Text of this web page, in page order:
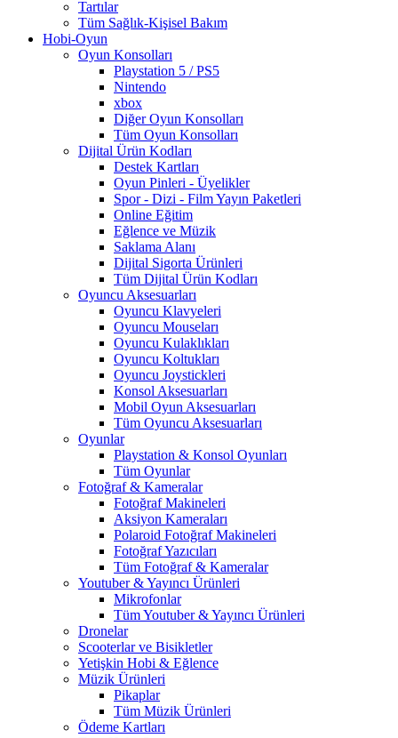
Tartılar
Tüm Sağlık-Kişisel Bakım
Hobi-Oyun
Oyun Konsolları
Playstation 5 / PS5
Nintendo
xbox
Diğer Oyun Konsolları
Tüm Oyun Konsolları
Dijital Ürün Kodları
Destek Kartları
Oyun Pinleri - Üyelikler
Spor - Dizi - Film Yayın Paketleri
Online Eğitim
Eğlence ve Müzik
Saklama Alanı
Dijital Sigorta Ürünleri
Tüm Dijital Ürün Kodları
Oyuncu Aksesuarları
Oyuncu Klavyeleri
Oyuncu Mouseları
Oyuncu Kulaklıkları
Oyuncu Koltukları
Oyuncu Joystickleri
Konsol Aksesuarları
Mobil Oyun Aksesuarları
Tüm Oyuncu Aksesuarları
Oyunlar
Playstation & Konsol Oyunları
Tüm Oyunlar
Fotoğraf & Kameralar
Fotoğraf Makineleri
Aksiyon Kameraları
Polaroid Fotoğraf Makineleri
Fotoğraf Yazıcıları
Tüm Fotoğraf & Kameralar
Youtuber & Yayıncı Ürünleri
Mikrofonlar
Tüm Youtuber & Yayıncı Ürünleri
Dronelar
Scooterlar ve Bisikletler
Yetişkin Hobi & Eğlence
Müzik Ürünleri
Pikaplar
Tüm Müzik Ürünleri
Ödeme Kartları